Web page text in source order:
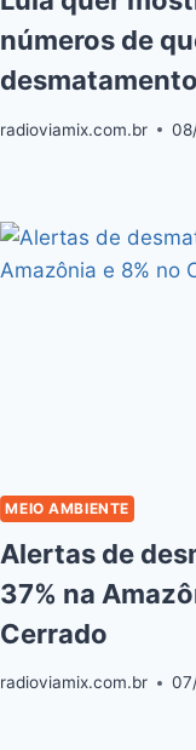
números de
radioviamix.com.br
MEIO AMBIENTE
Alertas de
37% na
Cerrado
radioviamix.com.br